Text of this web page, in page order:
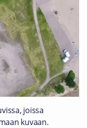
joissa
kuvaan.